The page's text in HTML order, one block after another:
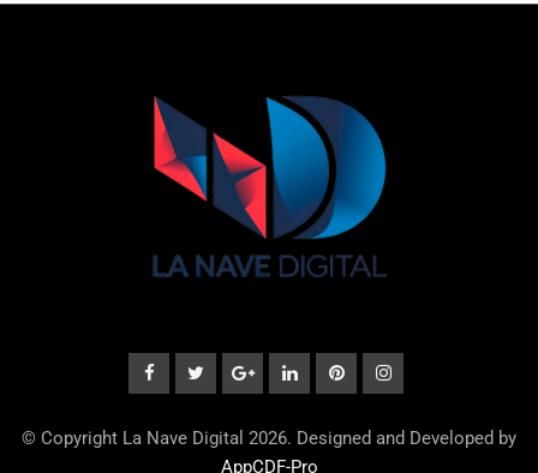
© Copyright La Nave Digital 2026. Designed and Developed by
AppCDF-Pro